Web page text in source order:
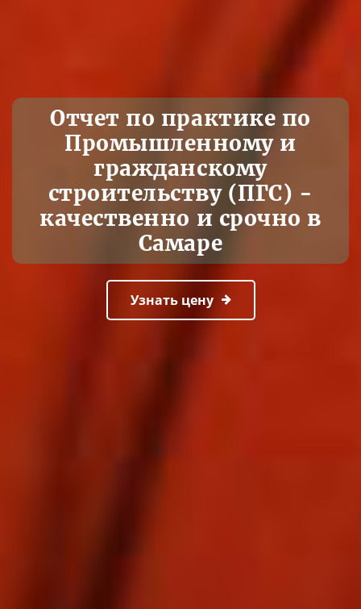
Отчет по практике по
Промышленному и
гражданскому
строительству (ПГС) -
качественно и срочно в
Самаре
Узнать цену